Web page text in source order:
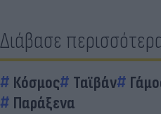
Διάβασε
Κόσμος Ταϊβάν
Παράξενα